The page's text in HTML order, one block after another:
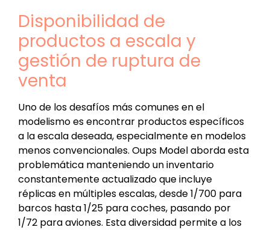
Disponibilidad de
productos a escala y
gestión de ruptura de
venta
Uno de los desafíos más comunes en el
modelismo es encontrar productos específicos
a la escala deseada, especialmente en modelos
menos convencionales. Oups Model aborda esta
problemática manteniendo un inventario
constantemente actualizado que incluye
réplicas en múltiples escalas, desde 1/700 para
barcos hasta 1/25 para coches, pasando por
1/72 para aviones. Esta diversidad permite a los